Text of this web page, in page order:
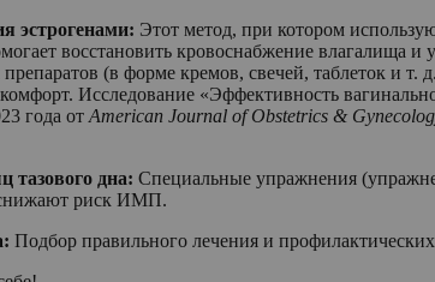
эстрогенами: Этот метод, при котором
восстановить кровоснабжение влагалища
(в форме кремов, свечей, таблеток и т.
Исследование «Эффективность
года от American Journal of Obstetrics &
дна: Специальные упражнения
риск ИМП.
Подбор правильного лечения и